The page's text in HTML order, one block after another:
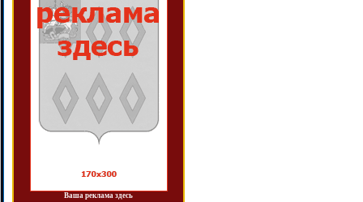
Ваша реклама здесь